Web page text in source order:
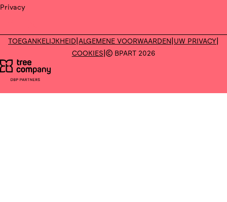
Privacy
Deel op facebook
Deel op X
TOEGANKELIJKHEID ALGEMENE VOORWAARDEN UW PRIVACY
COOKIES BPART 2026